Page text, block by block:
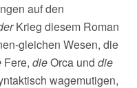
auf den
Krieg diesem Roman
gleichen Wesen, die
Fere, dieOrca und die
wagemutigen,